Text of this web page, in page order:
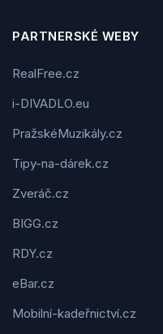
PARTNERSKÉ WEBY
RealFree.cz
i-DIVADLO.eu
PražskéMuzikály.cz
Tipy-na-dárek.cz
Zveráč.cz
BIGG.cz
RDY.cz
eBar.cz
Mobilní-kadeřnictví.cz